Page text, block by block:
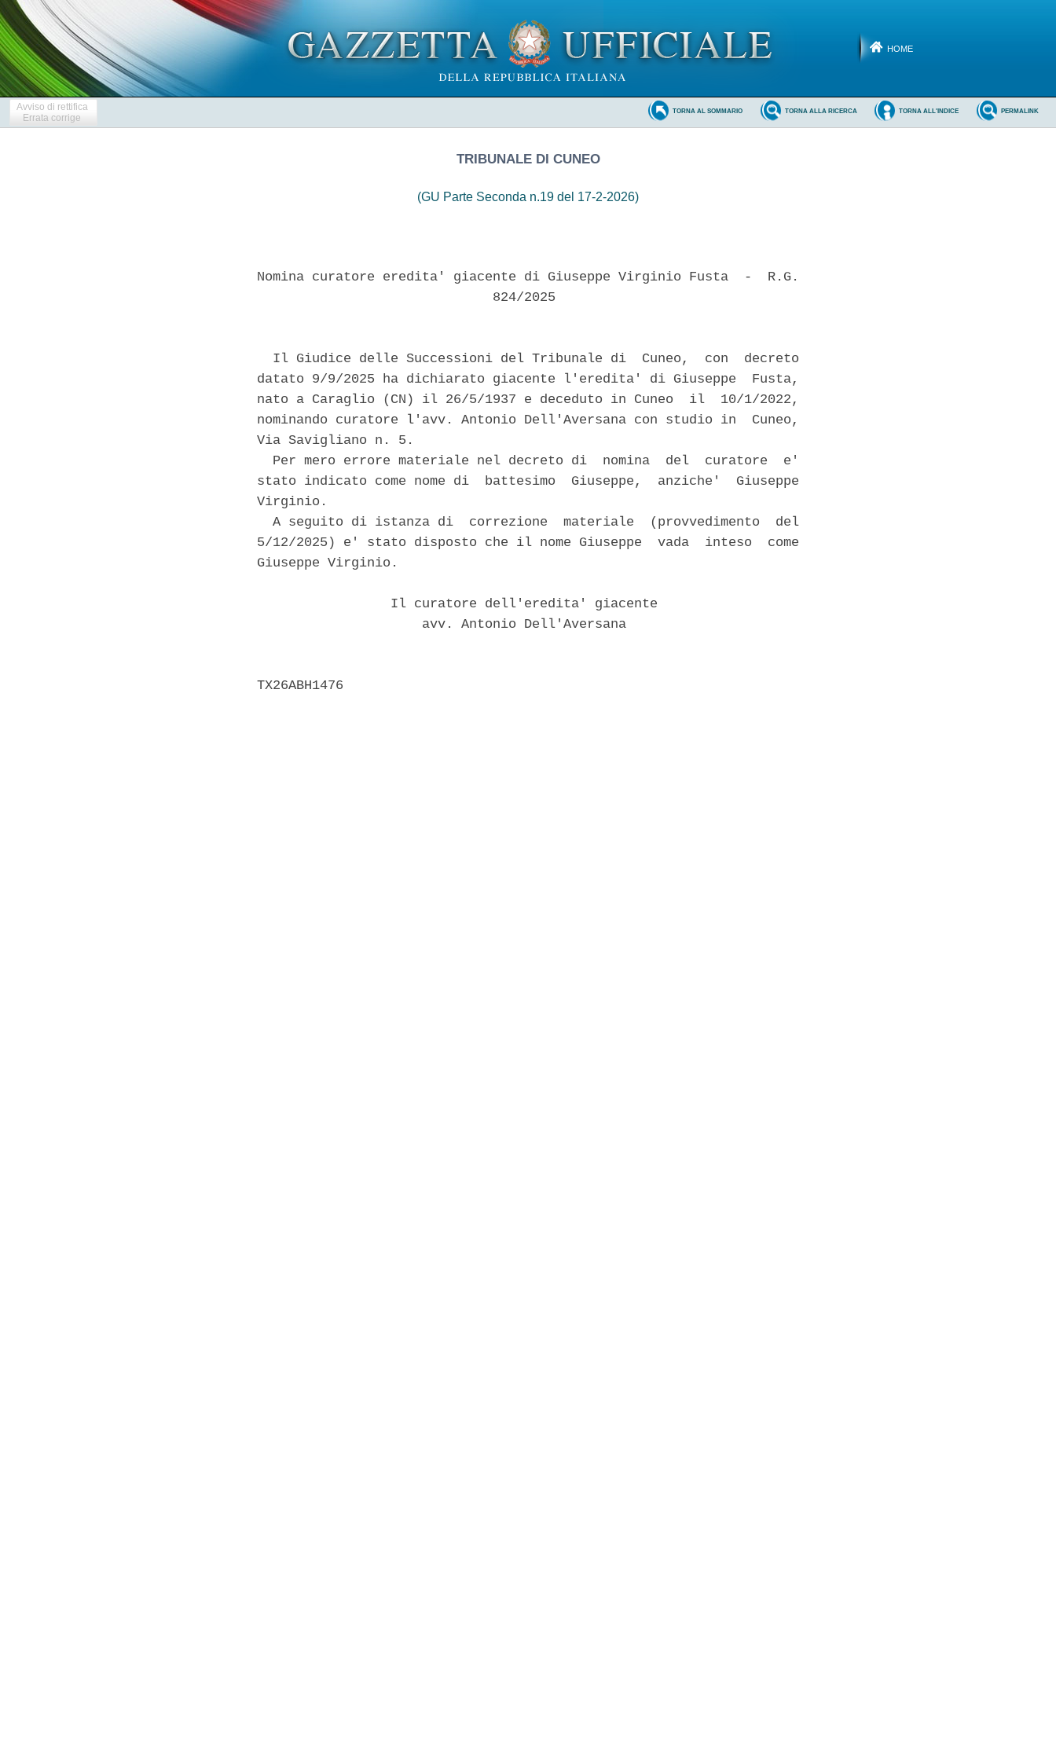
HOME
Avviso di rettifica
Errata corrige
PERMALINK
TORNA ALL'INDICE
TORNA ALLA RICERCA
TORNA AL SOMMARIO
TRIBUNALE DI CUNEO
(GU Parte Seconda n.19 del 17-2-2026)
Nomina curatore eredita' giacente di Giuseppe Virginio Fusta  -  R.G.
                              824/2025
  Il Giudice delle Successioni del Tribunale di  Cuneo,  con  decreto
datato 9/9/2025 ha dichiarato giacente l'eredita' di Giuseppe  Fusta,
nato a Caraglio (CN) il 26/5/1937 e deceduto in Cuneo  il  10/1/2022,
nominando curatore l'avv. Antonio Dell'Aversana con studio in  Cuneo,
Via Savigliano n. 5.
  Per mero errore materiale nel decreto di  nomina  del  curatore  e'
stato indicato come nome di  battesimo  Giuseppe,  anziche'  Giuseppe
Virginio.
  A seguito di istanza di  correzione  materiale  (provvedimento  del
5/12/2025) e' stato disposto che il nome Giuseppe  vada  inteso  come
Giuseppe Virginio.
                 Il curatore dell'eredita' giacente
                     avv. Antonio Dell'Aversana